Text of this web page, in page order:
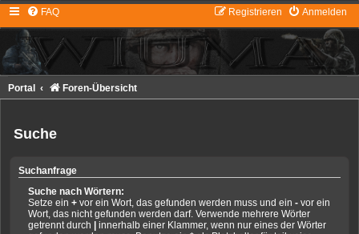
FAQ Anmelden
Registrieren
Portal Foren-Übersicht
Suche
Suchanfrage
Suche nach Wörtern:
Setze ein + vor ein Wort, das gefunden werden muss und ein - vor ein
Wort, das nicht gefunden werden darf. Verwende mehrere Wörter
getrennt durch | innerhalb einer Klammer, wenn nur eines der Wörter